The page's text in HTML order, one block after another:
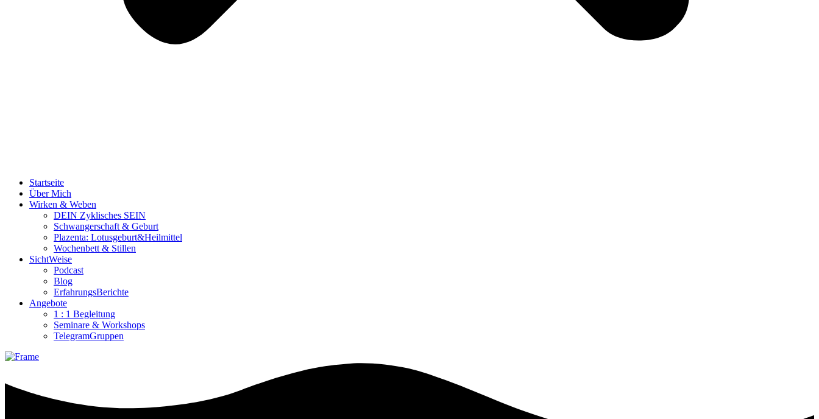
Startseite
Über Mich
Wirken & Weben
DEIN Zyklisches SEIN
Schwangerschaft & Geburt
Plazenta: Lotusgeburt&Heilmittel
Wochenbett & Stillen
SichtWeise
Podcast
Blog
ErfahrungsBerichte
Angebote
1 : 1 Begleitung
Seminare & Workshops
TelegramGruppen